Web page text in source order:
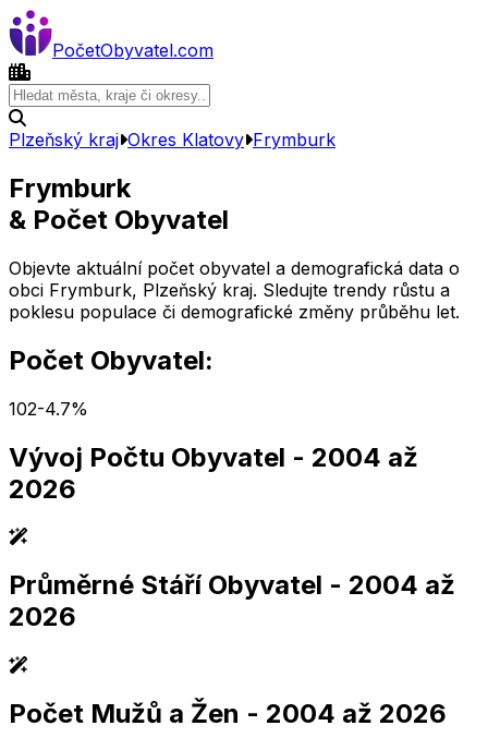
PočetObyvatel.com
Plzeňský kraj Okres Klatovy Frymburk
Frymburk
& Počet Obyvatel
Objevte aktuální počet obyvatel a demografická data o
obci Frymburk, Plzeňský kraj. Sledujte trendy růstu a
poklesu populace či demografické změny průběhu let.
Počet Obyvatel:
102-4.7%
Vývoj Počtu Obyvatel - 2004 až
2026
2,005 2,010 2,015 2,020 2,025
2,005 2,010 2,015 2,020 2,025
Průměrné Stáří Obyvatel - 2004 až
2026
2,005 2,010 2,015 2,020 2,025
2,005 2,010 2,015 2,020 2,025
Počet Mužů a Žen - 2004 až 2026